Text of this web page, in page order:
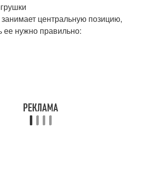
центральную позицию,
ее нужно правильно: